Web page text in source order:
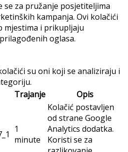
se za pružanje posjetiteljima
kampanja. Ovi kolačići
mjestima i prikupljaju
oglasa.
su oni koji se analiziraju i
Trajanje Opis
1
minute
Kolačić postavljen
od strane Google
Analytics dodatka.
Koristi se za